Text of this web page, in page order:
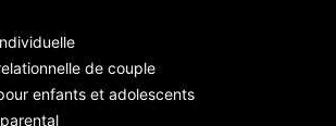
de couple
enfants et adolescents